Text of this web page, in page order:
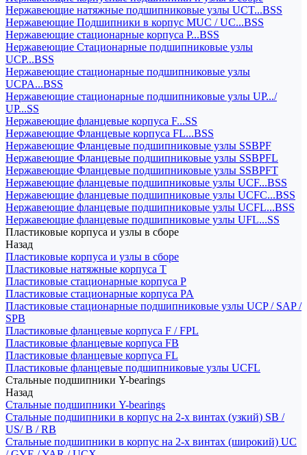
Нержавеющие натяжные подшипниковые узлы UCT...BSS
Нержавеющие Подшипники в корпус MUC / UC...BSS
Нержавеющие стационарные корпуса P...BSS
Нержавеющие Стационарные подшипниковые узлы
UCP...BSS
Нержавеющие стационарные подшипниковые узлы
UCPA...BSS
Нержавеющие стационарные подшипниковые узлы UP.../
UP...SS
Нержавеющие фланцевые корпуса F...SS
Нержавеющие Фланцевые корпуса FL...BSS
Нержавеющие Фланцевые подшипниковые узлы SSBPF
Нержавеющие Фланцевые подшипниковые узлы SSBPFL
Нержавеющие Фланцевые подшипниковые узлы SSBPFT
Нержавеющие фланцевые подшипниковые узлы UCF...BSS
Нержавеющие фланцевые подшипниковые узлы UCFC...BSS
Нержавеющие фланцевые подшипниковые узлы UCFL...BSS
Нержавеющие фланцевые подшипниковые узлы UFL...SS
Пластиковые корпуса и узлы в сборе
Назад
Пластиковые корпуса и узлы в сборе
Пластиковые натяжные корпуса T
Пластиковые стационарные корпуса P
Пластиковые стационарные корпуса PA
Пластиковые стационарные подшипниковые узлы UCP / SAP /
SPB
Пластиковые фланцевые корпуса F / FPL
Пластиковые фланцевые корпуса FB
Пластиковые фланцевые корпуса FL
Пластиковые фланцевые подшипниковые узлы UCFL
Стальные подшипники Y-bearings
Назад
Стальные подшипники Y-bearings
Стальные подшипники в корпус на 2-х винтах (узкий) SB /
US/ B / RB
Стальные подшипники в корпус на 2-х винтах (широкий) UC